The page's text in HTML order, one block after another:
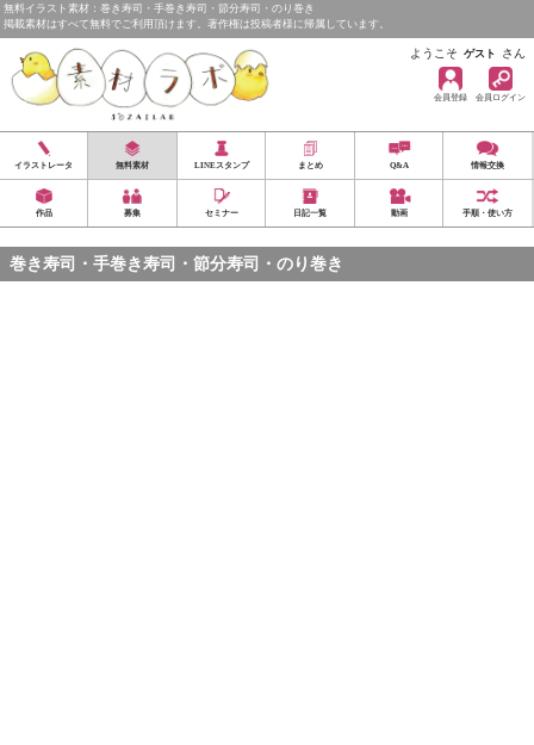
無料イラスト素材：巻き寿司・手巻き寿司・節分寿司・のり巻き
掲載素材はすべて無料でご利用頂けます。著作権は投稿者様に帰属しています。
ようこそ ゲスト さん
会員登録 会員ログイン
イラストレータ 無料素材 LINEスタンプ まとめ Q&A 情報交換
作品 募集 セミナー 日記一覧 動画 手順・使い方
巻き寿司・手巻き寿司・節分寿司・のり巻き